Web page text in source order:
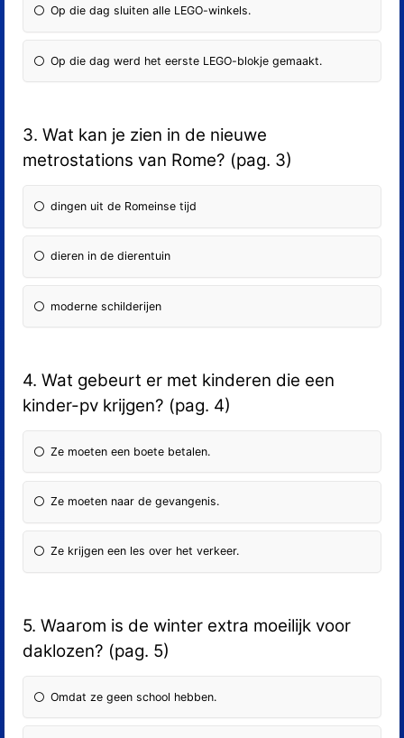
Op die dag sluiten alle LEGO-winkels.
Op die dag werd het eerste LEGO-blokje gemaakt.
3. Wat kan je zien in de nieuwe
metrostations van Rome? (pag. 3)
dingen uit de Romeinse tijd
dieren in de dierentuin
moderne schilderijen
4. Wat gebeurt er met kinderen die een
kinder-pv krijgen? (pag. 4)
Ze moeten een boete betalen.
Ze moeten naar de gevangenis.
Ze krijgen een les over het verkeer.
5. Waarom is de winter extra moeilijk voor
daklozen? (pag. 5)
Omdat ze geen school hebben.